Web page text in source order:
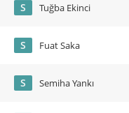
S Tuğba Ekinci
S Fuat Saka
S Semiha Yankı